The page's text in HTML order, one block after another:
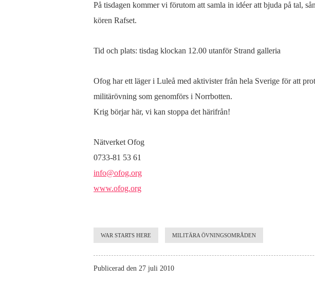
På tisdagen kommer vi förutom att samla in idéer att bjuda på tal,
kören Rafset.
Tid och plats: tisdag klockan 12.00 utanför Strand galleria
Ofog har ett läger i Luleå med aktivister från hela Sverige för att
militärövning som genomförs i Norrbotten.
Krig börjar här, vi kan stoppa det härifrån!
Nätverket Ofog
0733-81 53 61
info@ofog.org
www.ofog.org
WAR STARTS HERE MILITÄRA ÖVNINGSOMRÅDEN
Publicerad den 27 juli 2010